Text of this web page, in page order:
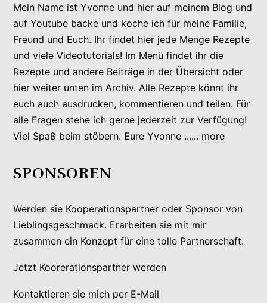
Mein Name ist Yvonne und hier auf meinem Blog und
auf Youtube backe und koche ich für meine Familie,
Freund und Euch. Ihr findet hier jede Menge Rezepte
und viele Videotutorials! Im Menü findet ihr die
Rezepte und andere Beiträge in der Übersicht oder
hier weiter unten im Archiv. Alle Rezepte könnt ihr
euch auch ausdrucken, kommentieren und teilen. Für
alle Fragen stehe ich gerne jederzeit zur Verfügung!
Viel Spaß beim stöbern. Eure Yvonne ...... more
SPONSOREN
Werden sie Kooperationspartner oder Sponsor von
Lieblingsgeschmack. Erarbeiten sie mit mir
zusammen ein Konzept für eine tolle Partnerschaft.
Jetzt Koorerationspartner werden
Kontaktieren sie mich per E-Mail